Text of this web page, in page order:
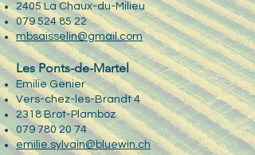
2405 La Chaux-du-Milieu
079 524 85 22
mbsaisselin@gmail.com
Les Ponts-de-Martel
Emilie Genier
Vers-chez-les-Brandt 4
2318 Brot-Plamboz
079 780 20 74
emilie.sylvain@bluewin.ch